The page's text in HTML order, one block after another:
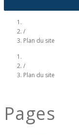
/
Plan du site
/
Plan du site
Pages